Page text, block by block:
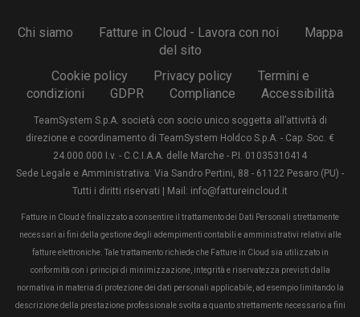
Chi siamo Fatture in Cloud - Lavora con noi
Mappa
del sito
Cookie policy
Privacy policy
Termini e
condizioni
GDPR Compliance Accessibilità
TeamSystem S.p.A. società con socio unico soggetta all’attività di
direzione e coordinamento di TeamSystem Holdco S.p.A. - Cap. Soc. €
24.000.000 I.v. - C.C.I.A.A. delle Marche - P.I. 01035310414
Sede Legale e Amministrativa: Via Sandro Pertini, 88 - 61122 Pesaro (PU) -
Tutti i diritti riservati | Mail: info@fattureincloud.it
Fatture in Cloud è finalizzato a consentire il trattamento dei Dati Personali strettamente
necessari ai fini della gestione degli adempimenti contabili e amministrativi relativi alle
fatture elettroniche. Tale trattamento richiede che Fatture in Cloud sia utilizzato in
conformità con i principi di minimizzazione, integrità e riservatezza previsti dalla
normativa in materia di protezione dei dati personali applicabile, ad esempio limitando la
descrizione della prestazione professionale svolta a quanto strettamente necessario a fini